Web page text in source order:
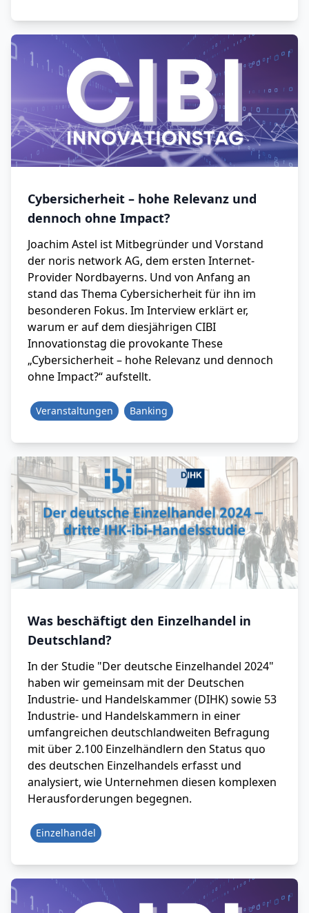
Cybersicherheit – hohe Relevanz und
dennoch ohne Impact?
Joachim Astel ist Mitbegründer und Vorstand
der noris network AG, dem ersten Internet-
Provider Nordbayerns. Und von Anfang an
stand das Thema Cybersicherheit für ihn im
besonderen Fokus. Im Interview erklärt er,
warum er auf dem diesjährigen CIBI
Innovationstag die provokante These
„Cybersicherheit – hohe Relevanz und dennoch
ohne Impact?“ aufstellt.
Veranstaltungen Banking
Was beschäftigt den Einzelhandel in
Deutschland?
In der Studie "Der deutsche Einzelhandel 2024"
haben wir gemeinsam mit der Deutschen
Industrie- und Handelskammer (DIHK) sowie 53
Industrie- und Handelskammern in einer
umfangreichen deutschlandweiten Befragung
mit über 2.100 Einzelhändlern den Status quo
des deutschen Einzelhandels erfasst und
analysiert, wie Unternehmen diesen komplexen
Herausforderungen begegnen.
Einzelhandel